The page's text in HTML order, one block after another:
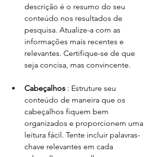
descrição é o resumo do seu
conteúdo nos resultados de
pesquisa. Atualize-a com as
informações mais recentes e
relevantes. Certifique-se de que
seja concisa, mas convincente.
Cabeçalhos : Estruture seu
conteúdo de maneira que os
cabeçalhos fiquem bem
organizados e proporcionem uma
leitura fácil. Tente incluir palavras-
chave relevantes em cada